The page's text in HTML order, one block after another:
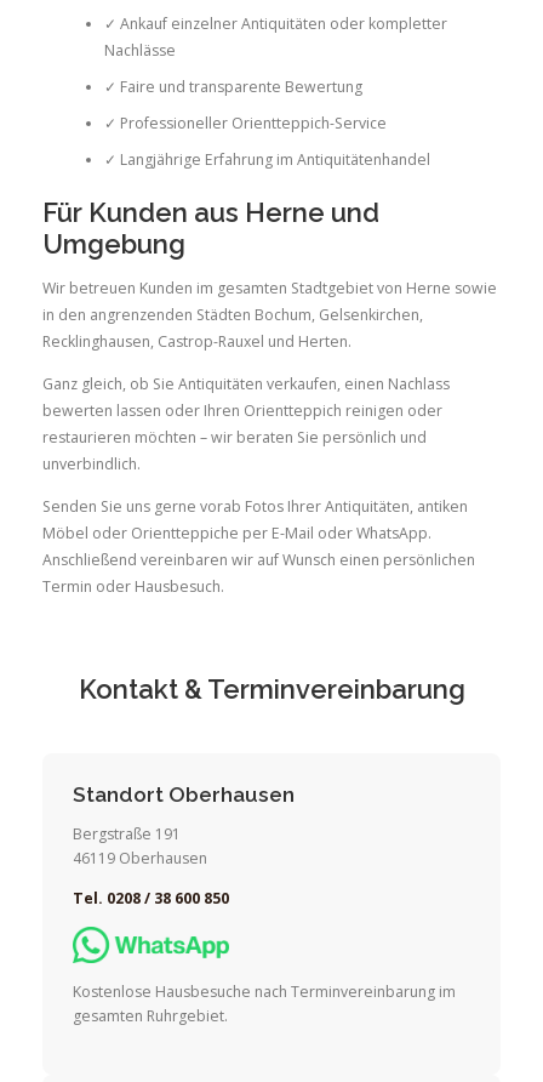
✓ Ankauf einzelner Antiquitäten oder kompletter
Nachlässe
✓ Faire und transparente Bewertung
✓ Professioneller Orientteppich-Service
✓ Langjährige Erfahrung im Antiquitätenhandel
Für Kunden aus Herne und
Umgebung
Wir betreuen Kunden im gesamten Stadtgebiet von Herne sowie
in den angrenzenden Städten Bochum, Gelsenkirchen,
Recklinghausen, Castrop-Rauxel und Herten.
Ganz gleich, ob Sie Antiquitäten verkaufen, einen Nachlass
bewerten lassen oder Ihren Orientteppich reinigen oder
restaurieren möchten – wir beraten Sie persönlich und
unverbindlich.
Senden Sie uns gerne vorab Fotos Ihrer Antiquitäten, antiken
Möbel oder Orientteppiche per E-Mail oder WhatsApp.
Anschließend vereinbaren wir auf Wunsch einen persönlichen
Termin oder Hausbesuch.
Kontakt & Terminvereinbarung
Standort Oberhausen
Bergstraße 191
46119 Oberhausen
Tel. 0208 / 38 600 850
Kostenlose Hausbesuche nach Terminvereinbarung im
gesamten Ruhrgebiet.